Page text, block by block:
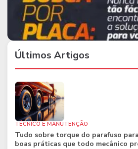
Últimos Artigos
TÉCNICO E MANUTENÇÃO
Tudo sobre torque do parafuso
boas práticas que todo mecânico